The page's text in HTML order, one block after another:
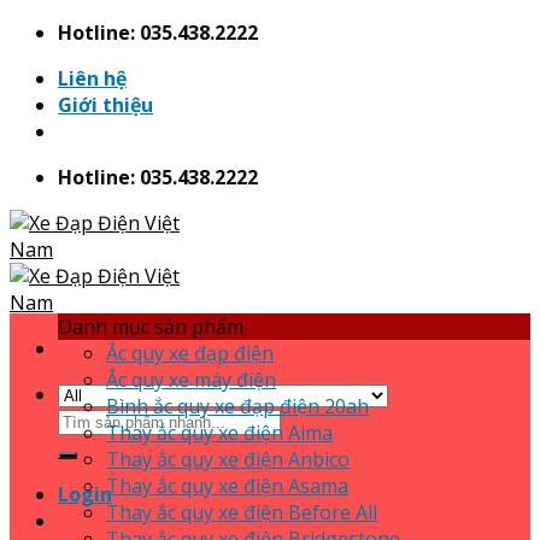
Skip
content
Hotline: 035.438.2222
Liên hệ
Giới thiệu
Hotline: 035.438.2222
Search
for:
Login
Danh mục sản phẩm
Ắc quy xe đạp điện
Ắc quy xe máy điện
Bình ắc quy xe đạp điện 20ah
Thay ắc quy xe điện Aima
Thay ắc quy xe điện Anbico
Thay ắc quy xe điện Asama
Thay ắc quy xe điện Before All